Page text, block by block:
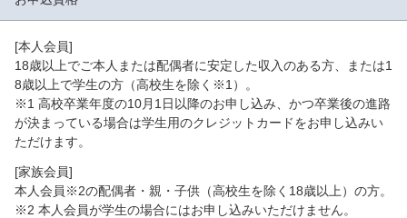
[本人会員]
18歳以上でご本人または配偶者に安定した収入のある方、または1
8歳以上で学生の方（高校生を除く※1）。
※1 高校卒業年度の10月1日以降のお申し込み、かつ卒業後の進路
が決まっている場合は学生用のクレジットカードをお申し込みい
ただけます。
[家族会員]
本人会員※2の配偶者・親・子供（高校生を除く18歳以上）の方。
※2 本人会員が学生の場合にはお申し込みいただけません。